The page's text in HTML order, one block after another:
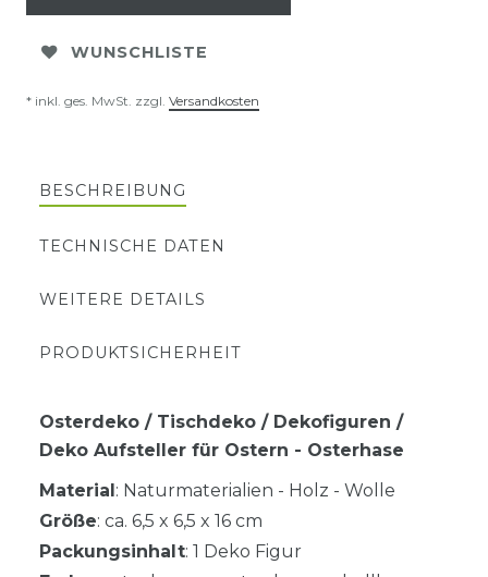
WUNSCHLISTE
* inkl. ges. MwSt. zzgl. Versandkosten
BESCHREIBUNG
TECHNISCHE DATEN
WEITERE DETAILS
PRODUKTSICHERHEIT
Osterdeko / Tischdeko / Dekofiguren /
Deko Aufsteller für Ostern - Osterhase
Material : Naturmaterialien - Holz - Wolle
Größe: ca. 6,5 x 6,5 x 16 cm
Packungsinhalt: 1 Deko Figur